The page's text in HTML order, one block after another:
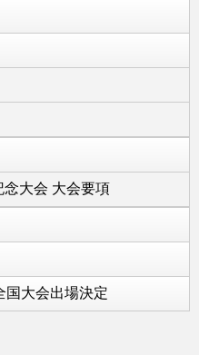
大会 大会要項
国大会出場決定